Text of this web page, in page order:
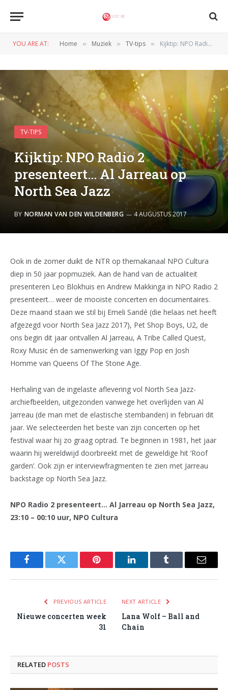
YOU ARE AT: Home » Muziek » TV-tips » Kijktip: NPO Radio 2 presenteert… Al Jarreau op North Sea Jazz
TV-TIPS
Kijktip: NPO Radio 2
presenteert… Al Jarreau op
North Sea Jazz
BY NORMAN VAN DEN WILDENBERG 4 AUGUSTUS 2017
Ook in de zomer duikt de NTR op themakanaal NPO Cultura
diep in 50 jaar popmuziek. Aan de hand van de actualiteit
presenteren Leo Blokhuis en Andrew Makkinga in NPO Radio 2
presenteert… weer de mooiste concerten en documentaires.
Deze maand staan we stil bij Emeli Sandé (die helaas net heeft
afgezegd voor North Sea Jazz 2017), Pet Shop Boys, U2, de
ons begin dit jaar ontvallen Al Jarreau, A Tribe Called Quest,
Roxy Music én de samenwerking van Iggy Pop en Josh
Homme van Queens Of The Stone Age.
Herhaling van de ingelaste aflevering vol North Sea Jazz-
archiefbeelden, uitgezonden vanwege het overlijden van Al
Jarreau (de man met de elastische stembanden) in februari dit
jaar. We selecteerden het beste van zijn concerten op het
festival waar hij zo graag optrad. Te beginnen in 1981, het jaar
waarin hij wereldwijd doorbreekt met de geweldige hit ‘Roof
garden’. Ook zijn er interviewfragmenten te zien met Jarreau
backstage op North Sea Jazz.
NPO Radio 2 presenteert… Al Jarreau op North Sea Jazz,
23:10 – 00:10 uur, NPO Cultura
FacebookTwitter Pinterest LinkedInTumblr Email
PREVIOUS ARTICLE
Nieuwe concerten week
31
NEXT ARTICLE
Lana Wolf – Ball and
Chain
RELATED POSTS